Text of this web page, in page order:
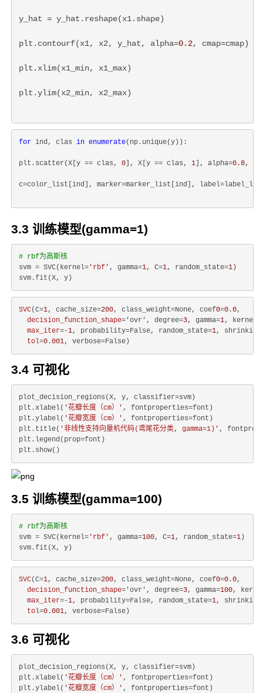
y_hat = y_hat.reshape(x1.shape)
plt.contourf(x1, x2, y_hat, alpha=0.2, cmap=cmap)
plt.xlim(x1_min, x1_max)
plt.ylim(x2_min, x2_max)
for ind, clas in enumerate(np.unique(y)):
plt.scatter(X[y == clas, 0 ], X[y == clas, 1 ], alpha=0.8, s=
c=color_list[ind], marker=marker_list[ind],
3.3 训练模型(gamma=1)
# rbf为高斯核
svm = SVC(kernel= 'rbf' , gamma=1, C=1, random_state=1 )
SVC(C=1, cache_size=200, class_weight=None, coef0=0 .0,
decision_function_shape='ovr', degree=3, gamma=1,
max_iter=-1, probability=False, random_state=1,
tol=0 .001
3.4 可视化
plot_decision_regions(X, y, classifier=svm)
plt.xlabel( '花瓣长度（cm）' , fontproperties=font)
plt.ylabel( '花瓣宽度（cm）' , fontproperties=font)
plt.title( '非线性支持向量机代码(鸢尾花分类, gamma=1)' ,
plt.legend(prop=font)
3.5 训练模型(gamma=100)
# rbf为高斯核
svm = SVC(kernel= 'rbf' , gamma=100, C=1, random_state=1 )
SVC(C=1, cache_size=200, class_weight=None, coef0=0 .0,
decision_function_shape='ovr', degree=3, gamma=100,
max_iter=-1, probability=False, random_state=1,
tol=0 .001
3.6 可视化
plot_decision_regions(X, y, classifier=svm)
plt.xlabel( '花瓣长度（cm）' , fontproperties=font)
plt.ylabel( '花瓣宽度（cm）' , fontproperties=font)